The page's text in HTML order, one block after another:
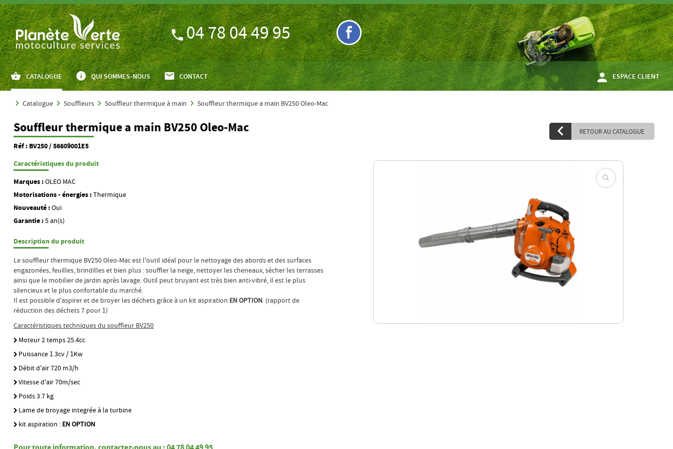
04 78 04 49 95
CATALOGUE QUI SOMMES-NOUS CONTACT ESPACE CLIENT
Catalogue Souffleurs Souffleur thermique à main Souffleur thermique a main BV250 Oleo-Mac
Souffleur thermique a main BV250 Oleo-Mac
Réf : BV250 / 56609001E5
RETOUR AU CATALOGUE
Caractéristiques du produit
Marques :OLEO MAC
Motorisations - énergies :Thermique
Nouveauté :Oui
Garantie :5 an(s)
Description du produit
Le souffleur thermique BV250 Oleo-Mac est l'outil idéal pour le nettoyage des abords et des surfaces
engazonées, feuilles, brindilles et bien plus : souffler la neige, nettoyer les cheneaux, sécher les terrasses
ainsi que le mobilier de jardin après lavage. Outil peut bruyant est très bien anti-vibré, il est le plus
silencieux et le plus confortable du marché.
Il est possible d'aspirer et de broyer les déchets grâce à un kit aspiration EN OPTION (rapport de
réduction des déchets 7 pour 1)
Caractéristiques techniques du souffleur BV250
Moteur 2 temps 25.4cc
Puissance 1.3cv / 1Kw
Débit d'air 720 m3/h
Vitesse d'air 70m/sec
Poids 3.7 kg
Lame de broyage integrée à la turbine
kit aspiration :EN OPTION